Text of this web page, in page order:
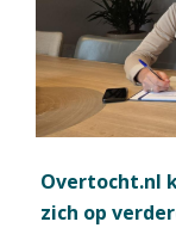
Overtocht.nl
zich op